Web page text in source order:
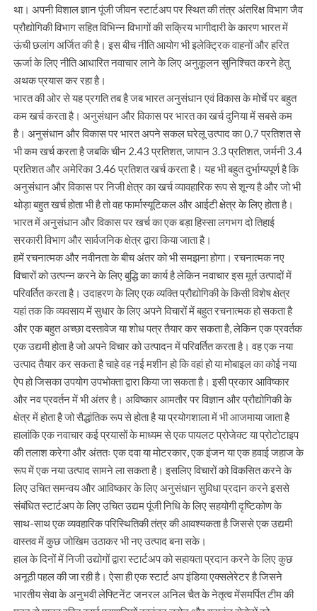
था। अपनी विशाल ज्ञान पूंजी जीवन स्टार्टअप पर स्थित की तंत्र अंतरिक्ष विभाग जैव
प्रौद्योगिकी विभाग सहित विभिन्न विभागों की सक्रिय भागीदारी के कारण भारत में
ऊंची छलांग अर्जित की है। इस बीच नीति आयोग भी इलेक्ट्रिक वाहनों और हरित
ऊर्जा के लिए नीति आधारित नवाचार लाने के लिए अनुकूलन सुनिश्चित करने हेतु
अथक प्रयास कर रहा है।
भारत की ओर से यह प्रगति तब है जब भारत अनुसंधान एवं विकास के मोर्चे पर बहुत
कम खर्च करता है। अनुसंधान और विकास पर भारत का खर्च दुनिया में सबसे कम
है। अनुसंधान और विकास पर भारत अपने सकल घरेलू उत्पाद का 0.7 प्रतिशत से
भी कम खर्च करता है जबकि चीन 2.43 प्रतिशत, जापान 3.3 प्रतिशत, जर्मनी 3.4
प्रतिशत और अमेरिका 3.46 प्रतिशत खर्च करता है। यह भी बहुत दुर्भाग्यपूर्ण है कि
अनुसंधान और विकास पर निजी क्षेत्र का खर्च व्यावहारिक रूप से शून्य है और जो भी
थोड़ा बहुत खर्च होता भी है तो वह फार्मास्यूटिकल और आईटी क्षेत्र के लिए होता है।
भारत में अनुसंधान और विकास पर खर्च का एक बड़ा हिस्सा लगभग दो तिहाई
सरकारी विभाग और सार्वजनिक क्षेत्र द्वारा किया जाता है।
हमें रचनात्मक और नवीनता के बीच अंतर को भी समझना होगा। रचनात्मक नए
विचारों को उत्पन्न करने के लिए बुद्धि का कार्य है लेकिन नवाचार इस मूर्त उत्पादों में
परिवर्तित करता है। उदाहरण के लिए एक व्यक्ति प्रौद्योगिकी के किसी विशेष क्षेत्र
यहां तक कि व्यवसाय में सुधार के लिए अपने विचारों में बहुत रचनात्मक हो सकता है
और एक बहुत अच्छा दस्तावेज या शोध पत्र तैयार कर सकता है, लेकिन एक प्रवर्तक
एक उद्यमी होता है जो अपने विचार को उत्पादन में परिवर्तित करता है। वह एक नया
उत्पाद तैयार कर सकता है चाहे वह नई मशीन हो कि वहां हो या मोबाइल का कोई नया
ऐप हो जिसका उपयोग उपभोक्ता द्वारा किया जा सकता है। इसी प्रकार आविष्कार
और नव प्रवर्तन में भी अंतर है। अविष्कार आमतौर पर विज्ञान और प्रौद्योगिकी के
क्षेत्र में होता है जो सैद्धांतिक रूप से होता है या प्रयोगशाला में भी आजमाया जाता है
हालांकि एक नवाचार कई प्रयासों के माध्यम से एक पायलट प्रोजेक्ट या प्रोटोटाइप
की तलाश करेगा और अंततः एक दवा या मोटरकार, एक इंजन या एक हवाई जहाज के
रूप में एक नया उत्पाद सामने ला सकता है। इसलिए विचारों को विकसित करने के
लिए उचित समन्वय और आविष्कार के लिए अनुसंधान सुविधा प्रदान करने इससे
संबंधित स्टार्टअप के लिए उचित उद्यम पूंजी निधि के लिए सहयोगी दृष्टिकोण के
साथ-साथ एक व्यवहारिक परिस्थितिकी तंत्र की आवश्यकता है जिससे एक उद्यमी
वास्तव में कुछ जोखिम उठाकर भी नए उत्पाद बना सके।
हाल के दिनों में निजी उद्योगों द्वारा स्टार्टअप को सहायता प्रदान करने के लिए कुछ
अनूठी पहल की जा रही है। ऐसा ही एक स्टार्ट अप इंडिया एक्सलेरेटर है जिसने
भारतीय सेवा के अनुभवी लेफ्टिनेंट जनरल अनिल चैत के नेतृत्व मेंसमर्पित टीम की